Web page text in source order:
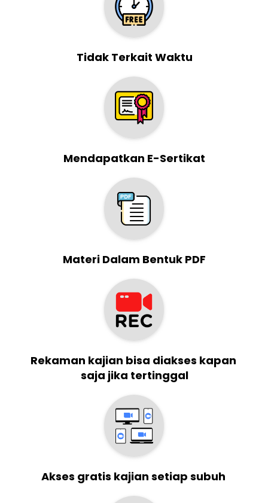
Tidak Terkait Waktu
Mendapatkan E-Sertikat
Materi Dalam Bentuk PDF
Rekaman kajian bisa diakses kapan
saja jika tertinggal
Akses gratis kajian setiap subuh